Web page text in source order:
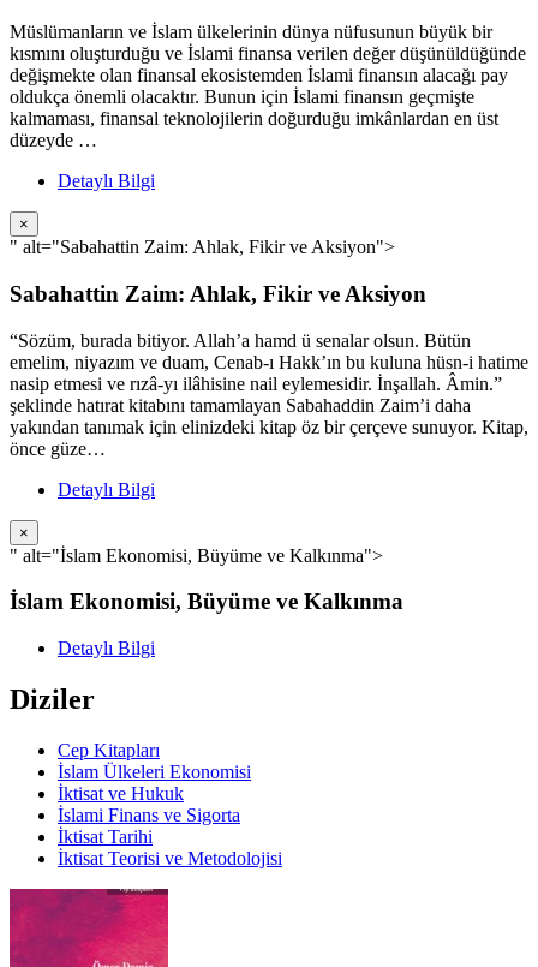
Müslümanların ve İslam ülkelerinin dünya nüfusunun büyük bir
kısmını oluşturduğu ve İslami finansa verilen değer düşünüldüğünde
değişmekte olan finansal ekosistemden İslami finansın alacağı pay
oldukça önemli olacaktır. Bunun için İslami finansın geçmişte
kalmaması, finansal teknolojilerin doğurduğu imkânlardan en üst
düzeyde …
Detaylı Bilgi
×
" alt="Sabahattin Zaim: Ahlak, Fikir ve Aksiyon">
Sabahattin Zaim: Ahlak, Fikir ve Aksiyon
“Sözüm, burada bitiyor. Allah’a hamd ü senalar olsun. Bütün
emelim, niyazım ve duam, Cenab-ı Hakk’ın bu kuluna hüsn-i hatime
nasip etmesi ve rızâ-yı ilâhisine nail eylemesidir. İnşallah. Âmin.”
şeklinde hatırat kitabını tamamlayan Sabahaddin Zaim’i daha
yakından tanımak için elinizdeki kitap öz bir çerçeve sunuyor. Kitap,
önce güze…
Detaylı Bilgi
×
" alt="İslam Ekonomisi, Büyüme ve Kalkınma">
İslam Ekonomisi, Büyüme ve Kalkınma
Detaylı Bilgi
Diziler
Cep Kitapları
İslam Ülkeleri Ekonomisi
İktisat ve Hukuk
İslami Finans ve Sigorta
İktisat Tarihi
İktisat Teorisi ve Metodolojisi